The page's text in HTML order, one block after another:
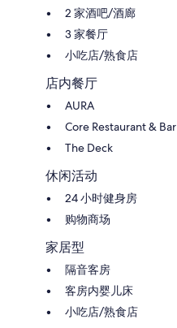
2 家酒吧/酒廊
3 家餐厅
小吃店/熟食店
店内餐厅
AURA
Core Restaurant & Bar
The Deck
休闲活动
24 小时健身房
购物商场
家居型
隔音客房
客房内婴儿床
小吃店/熟食店